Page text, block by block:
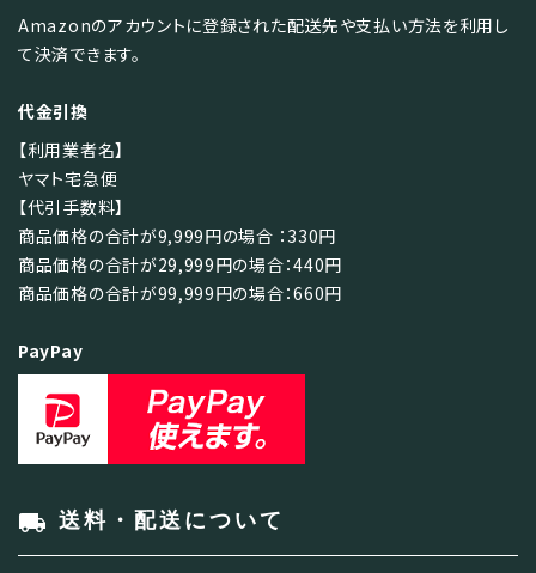
Amazonのアカウントに登録された配送先や支払い方法を利用し
て決済できます。
代金引換
【利用業者名】
ヤマト宅急便
【代引手数料】
商品価格の合計が9,999円の場合 ：330円
商品価格の合計が29,999円の場合：440円
商品価格の合計が99,999円の場合：660円
PayPay
local_shipping 送料・配送について